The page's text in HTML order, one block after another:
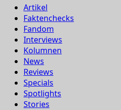
Artikel
Faktenchecks
Fandom
Interviews
Kolumnen
News
Reviews
Specials
Spotlights
Stories